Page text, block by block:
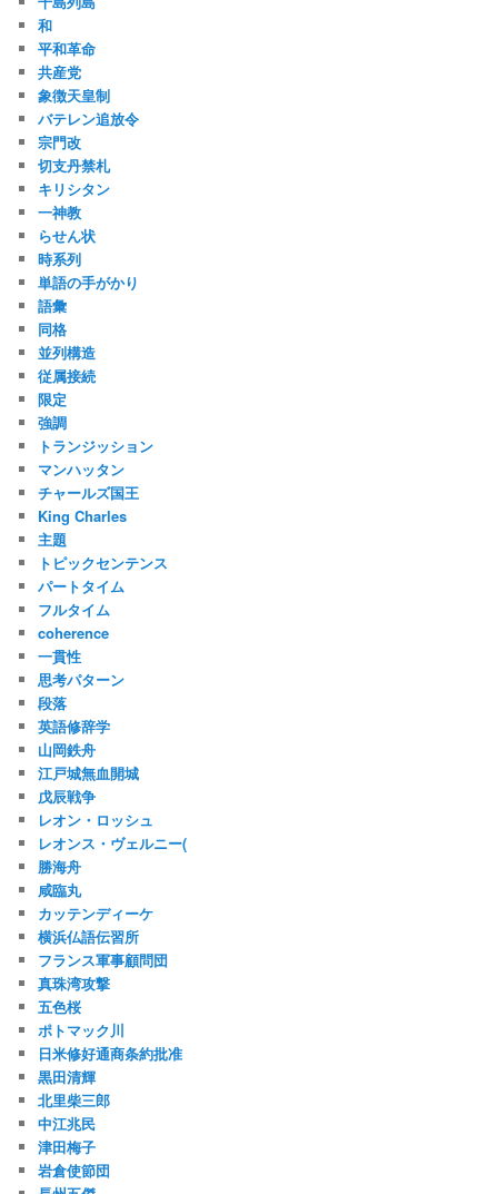
和
平和革命
共産党
象徴天皇制
バテレン追放令
宗門改
切支丹禁札
キリシタン
一神教
らせん状
時系列
単語の手がかり
語彙
同格
並列構造
従属接続
限定
強調
トランジッション
マンハッタン
チャールズ国王
King Charles
主題
トピックセンテンス
パートタイム
フルタイム
coherence
一貫性
思考パターン
段落
英語修辞学
山岡鉄舟
江戸城無血開城
戊辰戦争
レオン・ロッシュ
レオンス・ヴェルニー(
勝海舟
咸臨丸
カッテンディーケ
横浜仏語伝習所
フランス軍事顧問団
真珠湾攻撃
五色桜
ポトマック川
日米修好通商条約批准
黒田清輝
北里柴三郎
中江兆民
津田梅子
岩倉使節団